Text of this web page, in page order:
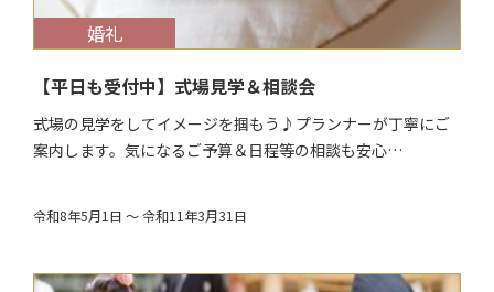
$target_date
婚礼
【平日も受付中】式場見学＆相談会
式場の見学をしてイメージを掴もう♪プランナーが丁寧にご
案内します。気になるご予算＆日程等の相談も安心…
令和8年5月1日 ～ 令和11年3月31日